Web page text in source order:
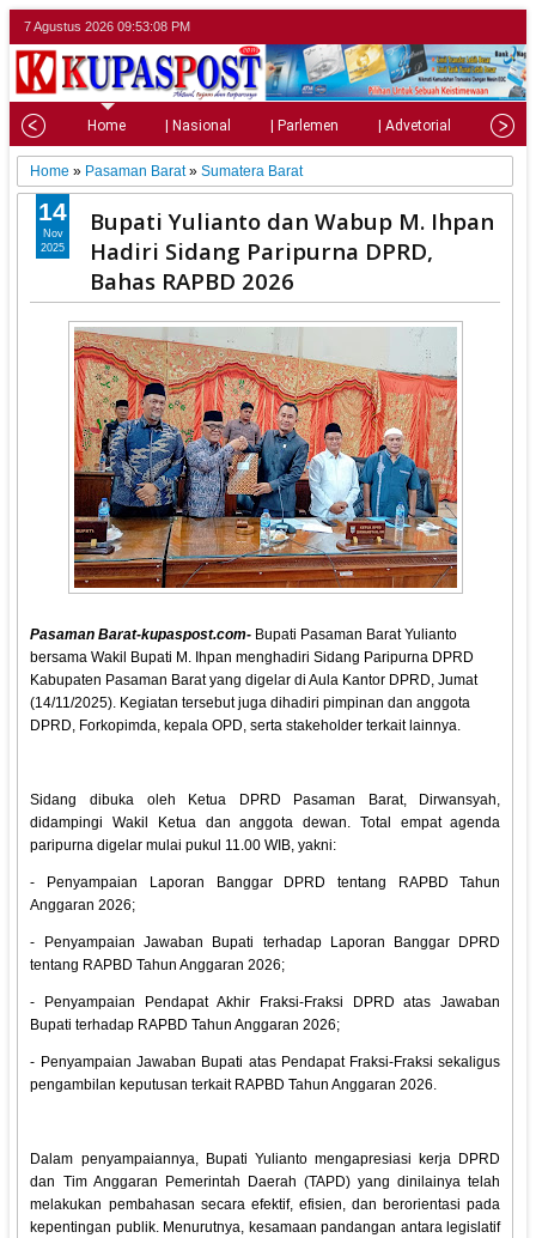
7 Agustus 2026 09:53:09 PM
Home | Nasional | Parlemen | Advetorial |
Home » Pasaman Barat»Sumatera Barat
Bupati Yulianto dan Wabup M. Ihpan
Hadiri Sidang Paripurna DPRD,
Bahas RAPBD 2026
Pasaman Barat-kupaspost.com- Bupati Pasaman Barat Yulianto
bersama Wakil Bupati M. Ihpan menghadiri Sidang Paripurna DPRD
Kabupaten Pasaman Barat yang digelar di Aula Kantor DPRD, Jumat
(14/11/2025). Kegiatan tersebut juga dihadiri pimpinan dan anggota
DPRD, Forkopimda, kepala OPD, serta stakeholder terkait lainnya.
Sidang dibuka oleh Ketua DPRD Pasaman Barat, Dirwansyah,
didampingi Wakil Ketua dan anggota dewan. Total empat agenda
paripurna digelar mulai pukul 11.00 WIB, yakni:
- Penyampaian Laporan Banggar DPRD tentang RAPBD Tahun
Anggaran 2026;
- Penyampaian Jawaban Bupati terhadap Laporan Banggar DPRD
tentang RAPBD Tahun Anggaran 2026;
- Penyampaian Pendapat Akhir Fraksi-Fraksi DPRD atas Jawaban
Bupati terhadap RAPBD Tahun Anggaran 2026;
- Penyampaian Jawaban Bupati atas Pendapat Fraksi-Fraksi sekaligus
pengambilan keputusan terkait RAPBD Tahun Anggaran 2026.
Dalam penyampaiannya, Bupati Yulianto mengapresiasi kerja DPRD
dan Tim Anggaran Pemerintah Daerah (TAPD) yang dinilainya telah
melakukan pembahasan secara efektif, efisien, dan berorientasi pada
kepentingan publik. Menurutnya, kesamaan pandangan antara legislatif
14
Nov
2025